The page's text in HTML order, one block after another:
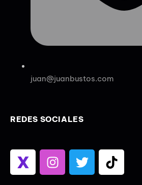
juan@juanbustos.com
REDES SOCIALES